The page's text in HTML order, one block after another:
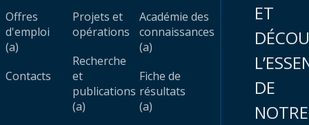
Offres
d'emploi
(a)
Contacts
Projets et
opérations
Recherche
et
publications
(a)
Académie des
connaissances
(a)
Fiche de
résultats
(a)
ET
DE
NOTRE